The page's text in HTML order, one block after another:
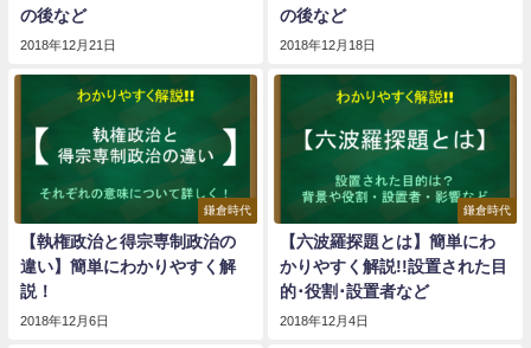
の後など
2018年12月21日
の後など
2018年12月18日
鎌倉時代
【執権政治と得宗専制政治の
違い】簡単にわかりやすく解
説！
2018年12月6日
鎌倉時代
【六波羅探題とは】簡単にわ
かりやすく解説!!設置された目
的･役割･設置者など
2018年12月4日